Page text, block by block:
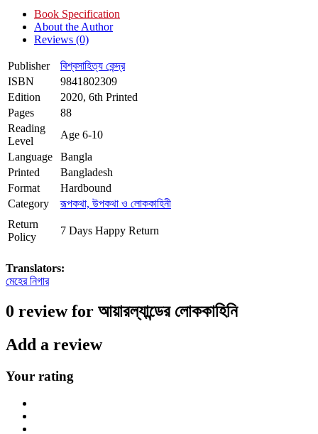
Book Specification
About the Author
Reviews (0)
Publisher
বিশ্বসাহিত্য কেন্দ্র
ISBN
9841802309
Edition
2020, 6th Printed
Pages
88
Reading
Level
Age 6-10
Language
Bangla
Printed
Bangladesh
Format
Hardbound
Category
রূপকথা, উপকথা ও লোককাহিনী
Return
Policy
7 Days Happy Return
Translators:
মেহের নিগার
0 review for আয়ারল্যান্ডের লোককাহিনি
Add a review
Your rating